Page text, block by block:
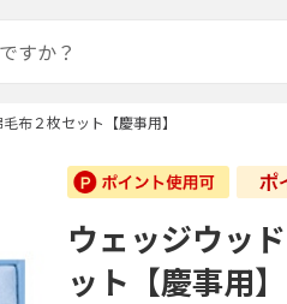
２枚セット【慶事用】
ウェッジウッ
ット【慶事用】